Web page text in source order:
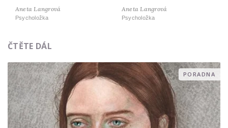
Aneta Langrová
Psycholožka
Aneta Langrová
Psycholožka
ČTĚTE DÁL
PORADNA